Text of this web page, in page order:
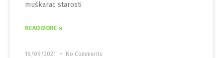
muškarac starosti
READ MORE »
16/09/2021 No Comments